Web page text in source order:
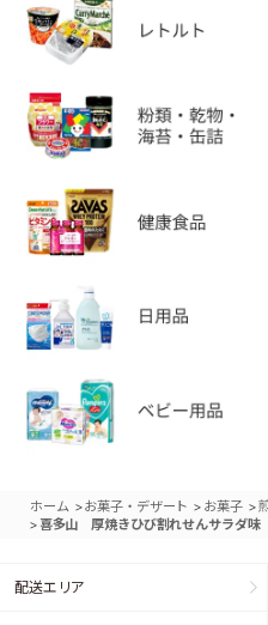
ホーム >お菓子・デザート > お菓子 >
>喜多山 厚焼きひび割れせんサラダ
配送エリア